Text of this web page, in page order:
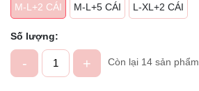
M-L+2 CÁI
M-L+5 CÁI L-XL+2 CÁI
Số lượng:
- + Còn lại 14 sản